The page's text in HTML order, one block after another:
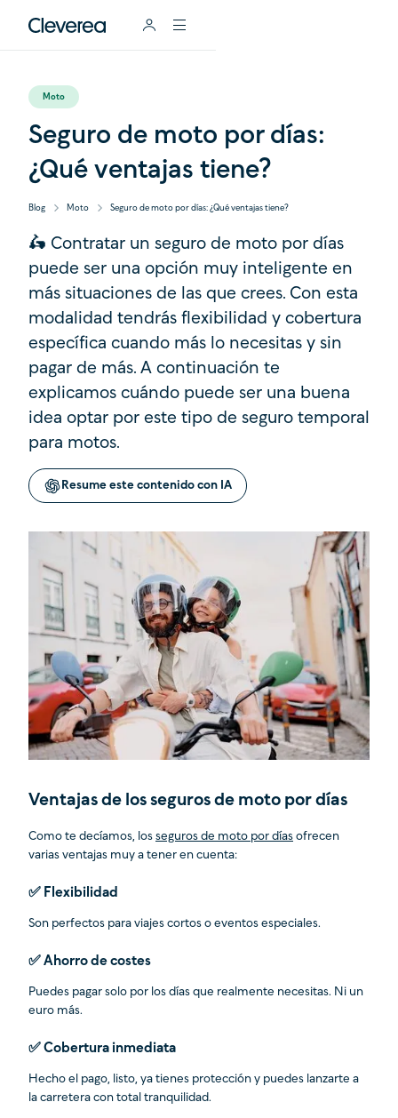
Moto
Seguro de moto por días:
¿Qué ventajas tiene?
Blog Moto Seguro de moto por días: ¿Qué ventajas tiene?
🛵 Contratar un seguro de moto por días
puede ser una opción muy inteligente en
más situaciones de las que crees. Con esta
modalidad tendrás flexibilidad y cobertura
específica cuando más lo necesitas y sin
pagar de más. A continuación te
explicamos cuándo puede ser una buena
idea optar por este tipo de seguro temporal
para motos.
Resume este contenido con IA
Ventajas de los seguros de moto por días
Como te decíamos, los seguros de moto por días ofrecen
varias ventajas muy a tener en cuenta:
✅ Flexibilidad
Son perfectos para viajes cortos o eventos especiales.
✅ Ahorro de costes
Puedes pagar solo por los días que realmente necesitas. Ni un
euro más.
✅ Cobertura inmediata
Hecho el pago, listo, ya tienes protección y puedes lanzarte a
la carretera con total tranquilidad.